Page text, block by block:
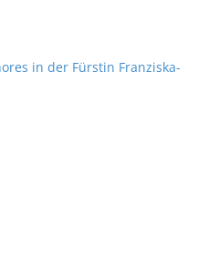
in der Fürstin Franziska-